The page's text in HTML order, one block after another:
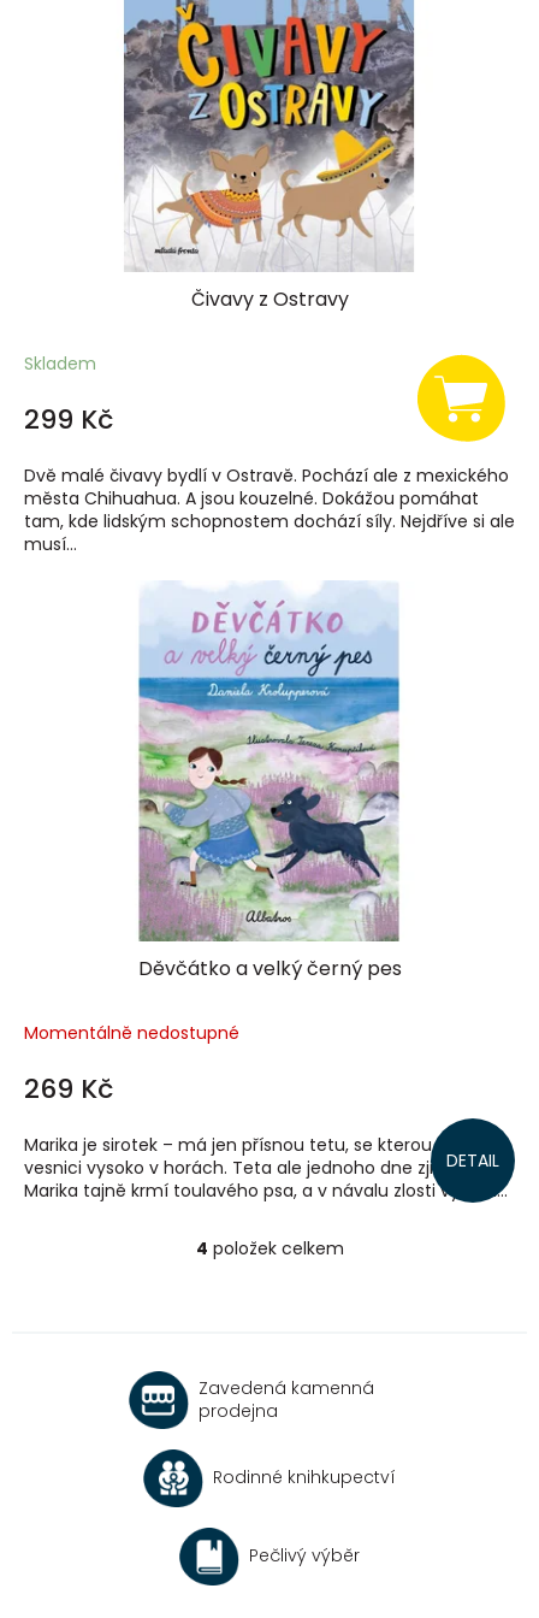
Čivavy z Ostravy
Skladem
299 Kč
Dvě malé čivavy bydlí v Ostravě. Pochází ale z mexického
města Chihuahua. A jsou kouzelné. Dokážou pomáhat
tam, kde lidským schopnostem dochází síly. Nejdříve si ale
musí...
Děvčátko a velký černý pes
Momentálně nedostupné
269 Kč
DETAIL
Marika je sirotek – má jen přísnou tetu, se kterou žije ve
vesnici vysoko v horách. Teta ale jednoho dne zjistí, že
Marika tajně krmí toulavého psa, a v návalu zlosti vyhodí...
O
c
í
r
v
v
4 položek celkem
Zavedená kamenná
prodejna
Rodinné knihkupectví
Pečlivý výběr